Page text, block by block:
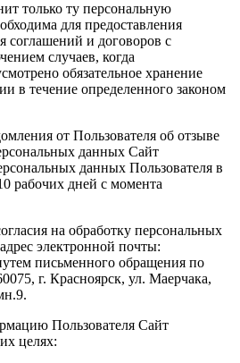
только ту персональную
для предоставления
соглашений и договоров с
случаев, когда
обязательное хранение
в течение определенного законом
от Пользователя об отзыве
данных Сайт
данных Пользователя в
рабочих дней с момента
на обработку персональных
электронной почты:
письменного обращения по
г. Красноярск, ул. Маерчака,
Пользователя Сайт
целях: